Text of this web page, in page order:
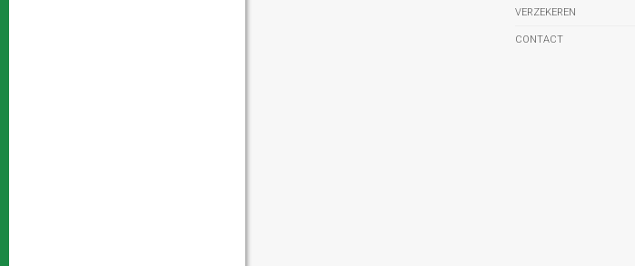
VERZEKEREN
CONTACT